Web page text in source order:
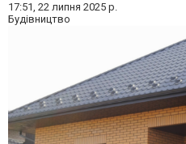
17:51, 22 липня 2025 р.
Будівництво